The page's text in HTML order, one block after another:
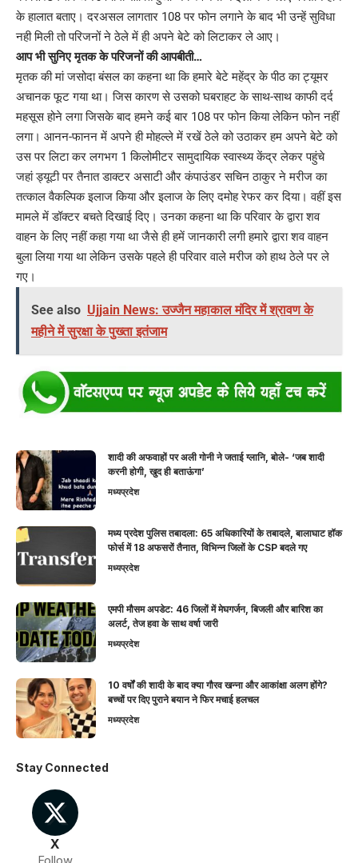
के हालात बताए। दरअसल लागतार 108 पर फोन लगाने के बाद भी उन्हें सुविधा
नही मिली तो परिजनों ने ठेले में ही अपने बेटे को लिटाकर ले आए।
आप भी सुनिए मृतक के परिजनों की आपबीती…
मृतक की मां जसोदा बंसल का कहना था कि हमारे बेटे महेंद्र के पीठ का ट्यूमर
अचानक फूट गया था। जिस कारण से उसको घबराहट के साथ-साथ काफी दर्द
महसूस होने लगा जिसके बाद हमने कई बार 108 पर फोन किया लेकिन फोन नहीं
लगा। आनन-फानन में अपने ही मोहल्ले में रखें ठेले को उठाकर हम अपने बेटे को
उस पर लिटा कर लगभग 1 किलोमीटर सामुदायिक स्वास्थ्य केंद्र लेकर पहुंचे
जहां ड्यूटी पर तैनात डाक्टर असाटी और कंपाउंडर सचिन ठाकुर ने मरीज का
तत्काल वैकल्पिक इलाज किया और इलाज के लिए दमोह रेफर कर दिया। वहीं इस
मामले में डॉक्टर बचते दिखाई दिए। उनका कहना था कि परिवार के द्वारा शव
वाहन के लिए नहीं कहा गया था जैसे ही हमें जानकारी लगी हमारे द्वारा शव वाहन
बुला लिया गया था लेकिन उसके पहले ही परिवार वाले मरीज को हाथ ठेले पर ले
गए।
See also Ujjain News: उज्जैन महाकाल मंदिर में श्रावण के
महीने में सुरक्षा के पुख्ता इतंजाम
शादी की अफवाहों पर अली गोनी ने जताई ग्लानि, बोले- ‘जब शादी
करनी होगी, खुद ही बताऊंगा’
मध्यप्रदेश
मध्य प्रदेश पुलिस तबादला: 65 अधिकारियों के तबादले, बालाघाट हॉक
फोर्स में 18 अफसरों तैनात, विभिन्न जिलों के CSP बदले गए
मध्यप्रदेश
एमपी मौसम अपडेट: 46 जिलों में मेघगर्जन, बिजली और बारिश का
अलर्ट, तेज हवा के साथ वर्षा जारी
मध्यप्रदेश
10 वर्षों की शादी के बाद क्या गौरव खन्ना और आकांक्षा अलग होंगे?
बच्चों पर दिए पुराने बयान ने फिर मचाई हलचल
मध्यप्रदेश
Stay Connected
X